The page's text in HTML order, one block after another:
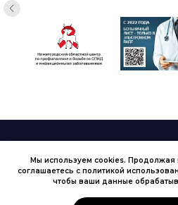
Запись на приём
Мы используем cookies. Продолжая
соглашаетесь с политикой
чтобы ваши данные